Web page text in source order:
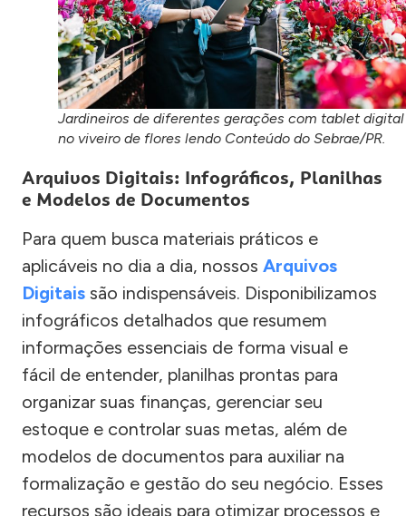
Jardineiros de diferentes gerações com tablet digital
no viveiro de flores lendo Conteúdo do Sebrae/PR.
Arquivos Digitais: Infográficos, Planilhas
e Modelos de Documentos
Para quem busca materiais práticos e
aplicáveis no dia a dia, nossos Arquivos
Digitais são indispensáveis. Disponibilizamos
infográficos detalhados que resumem
informações essenciais de forma visual e
fácil de entender, planilhas prontas para
organizar suas finanças, gerenciar seu
estoque e controlar suas metas, além de
modelos de documentos para auxiliar na
formalização e gestão do seu negócio. Esses
recursos são ideais para otimizar processos e